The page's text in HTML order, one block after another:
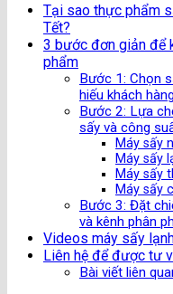
Tại sao thực phẩm
Tết?
3 bước đơn giản để
phẩm
Bước 1: Chọn
hiếu khách
Bước 2: Lựa
sấy và công
Máy sấy
Máy sấy
Máy sấy
Máy sấy
Bước 3: Đặt
và kênh phân
Videos máy sấy
Liên hệ để được tư
Bài viết liên